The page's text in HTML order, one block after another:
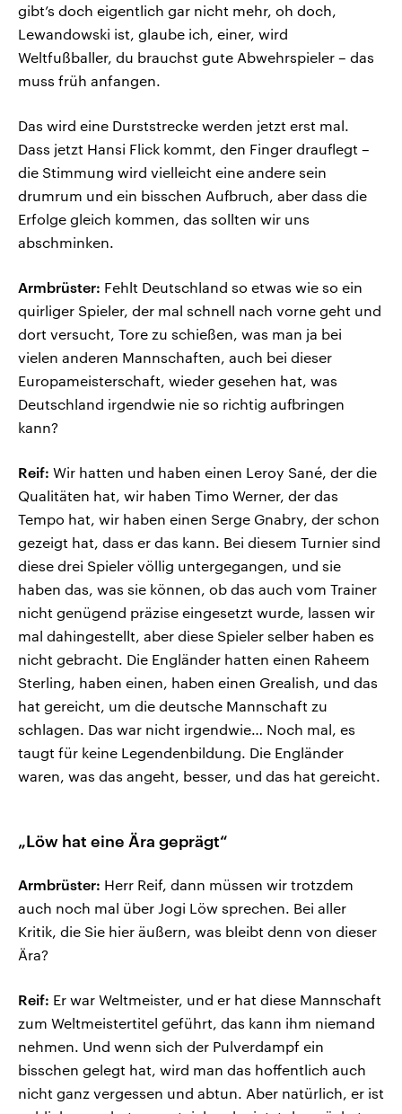
gibt’s doch eigentlich gar nicht mehr, oh doch,
Lewandowski ist, glaube ich, einer, wird
Weltfußballer, du brauchst gute Abwehrspieler – das
muss früh anfangen.
Das wird eine Durststrecke werden jetzt erst mal.
Dass jetzt Hansi Flick kommt, den Finger drauflegt –
die Stimmung wird vielleicht eine andere sein
drumrum und ein bisschen Aufbruch, aber dass die
Erfolge gleich kommen, das sollten wir uns
abschminken.
Armbrüster: Fehlt Deutschland so etwas wie so ein
quirliger Spieler, der mal schnell nach vorne geht und
dort versucht, Tore zu schießen, was man ja bei
vielen anderen Mannschaften, auch bei dieser
Europameisterschaft, wieder gesehen hat, was
Deutschland irgendwie nie so richtig aufbringen
kann?
Reif: Wir hatten und haben einen Leroy Sané, der die
Qualitäten hat, wir haben Timo Werner, der das
Tempo hat, wir haben einen Serge Gnabry, der schon
gezeigt hat, dass er das kann. Bei diesem Turnier sind
diese drei Spieler völlig untergegangen, und sie
haben das, was sie können, ob das auch vom Trainer
nicht genügend präzise eingesetzt wurde, lassen wir
mal dahingestellt, aber diese Spieler selber haben es
nicht gebracht. Die Engländer hatten einen Raheem
Sterling, haben einen, haben einen Grealish, und das
hat gereicht, um die deutsche Mannschaft zu
schlagen. Das war nicht irgendwie… Noch mal, es
taugt für keine Legendenbildung. Die Engländer
waren, was das angeht, besser, und das hat gereicht.
„Löw hat eine Ära geprägt“
Armbrüster: Herr Reif, dann müssen wir trotzdem
auch noch mal über Jogi Löw sprechen. Bei aller
Kritik, die Sie hier äußern, was bleibt denn von dieser
Ära?
Reif: Er war Weltmeister, und er hat diese Mannschaft
zum Weltmeistertitel geführt, das kann ihm niemand
nehmen. Und wenn sich der Pulverdampf ein
bisschen gelegt hat, wird man das hoffentlich auch
nicht ganz vergessen und abtun. Aber natürlich, er ist